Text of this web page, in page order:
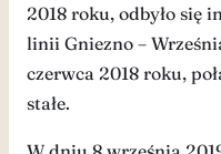
2018 roku, odbyło się
linii Gniezno –
czerwca 2018 roku,
stałe.